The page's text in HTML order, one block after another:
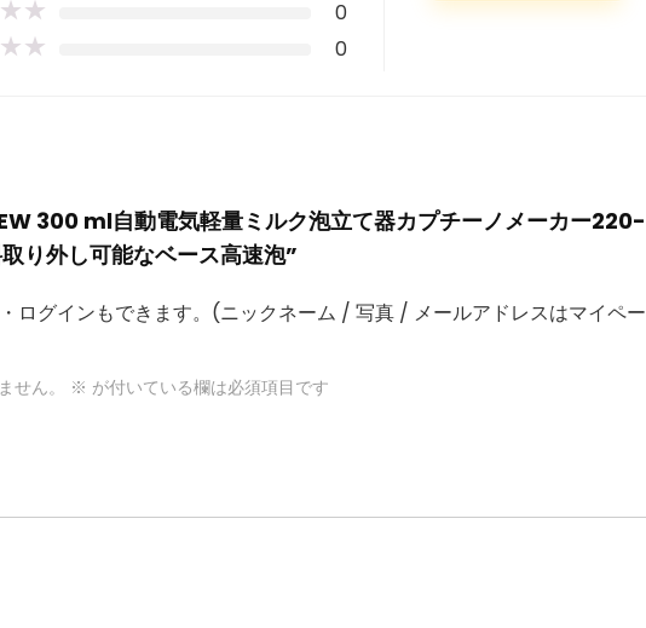
★★ 0
★★ 0
300 ml自動電気軽量ミルク泡立て器カプチーノメーカー220-
り外し可能なベース高速泡”
ログインもできます。(ニックネーム / 写真 / メールアドレスはマイペー
せん。 ※ が付いている欄は必須項目です